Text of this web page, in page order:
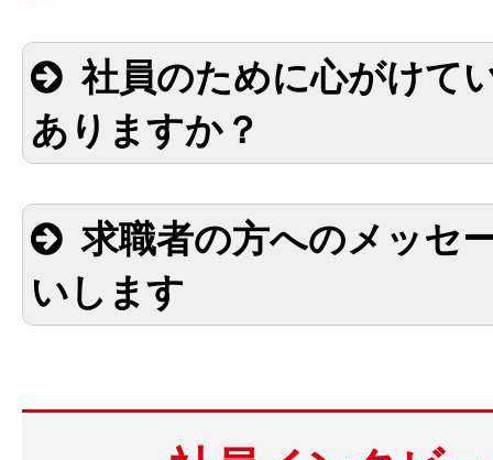
社員のために心がけて
ありますか？
求職者の方へのメッセ
いします